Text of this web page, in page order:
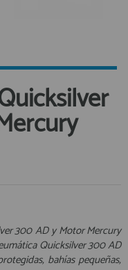
y ventajas de ser
300 AD y Motor Mercury
Quicksilver 300 AD
bahías pequeñas,